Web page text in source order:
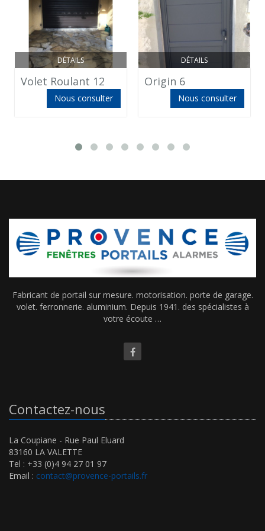
DÉTAILS
Volet Roulant 12
Nous consulter
DÉTAILS
Origin 6
Nous consulter
Fabricant de portail sur mesure. motorisation. porte de garage.
volet. ferronnerie. aluminium. Depuis 1941. des spécialistes à
votre écoute …
Contactez-nous
La Coupiane - Rue Paul Eluard
83160 LA VALETTE
Tel : +33 (0)4 94 27 01 97
Email : contact@provence-portails.fr